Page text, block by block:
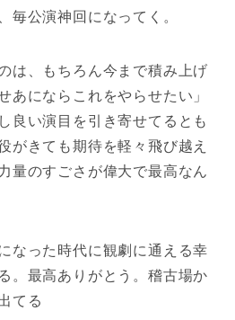
毎公演神回になってく。
は、もちろん今まで積み上げ
あにならこれをやらせたい」
良い演目を引き寄せてるとも
がきても期待を軽々飛び越え
量のすごさが偉大で最高なん
なった時代に観劇に通える幸
。最高ありがとう。稽古場か
てる